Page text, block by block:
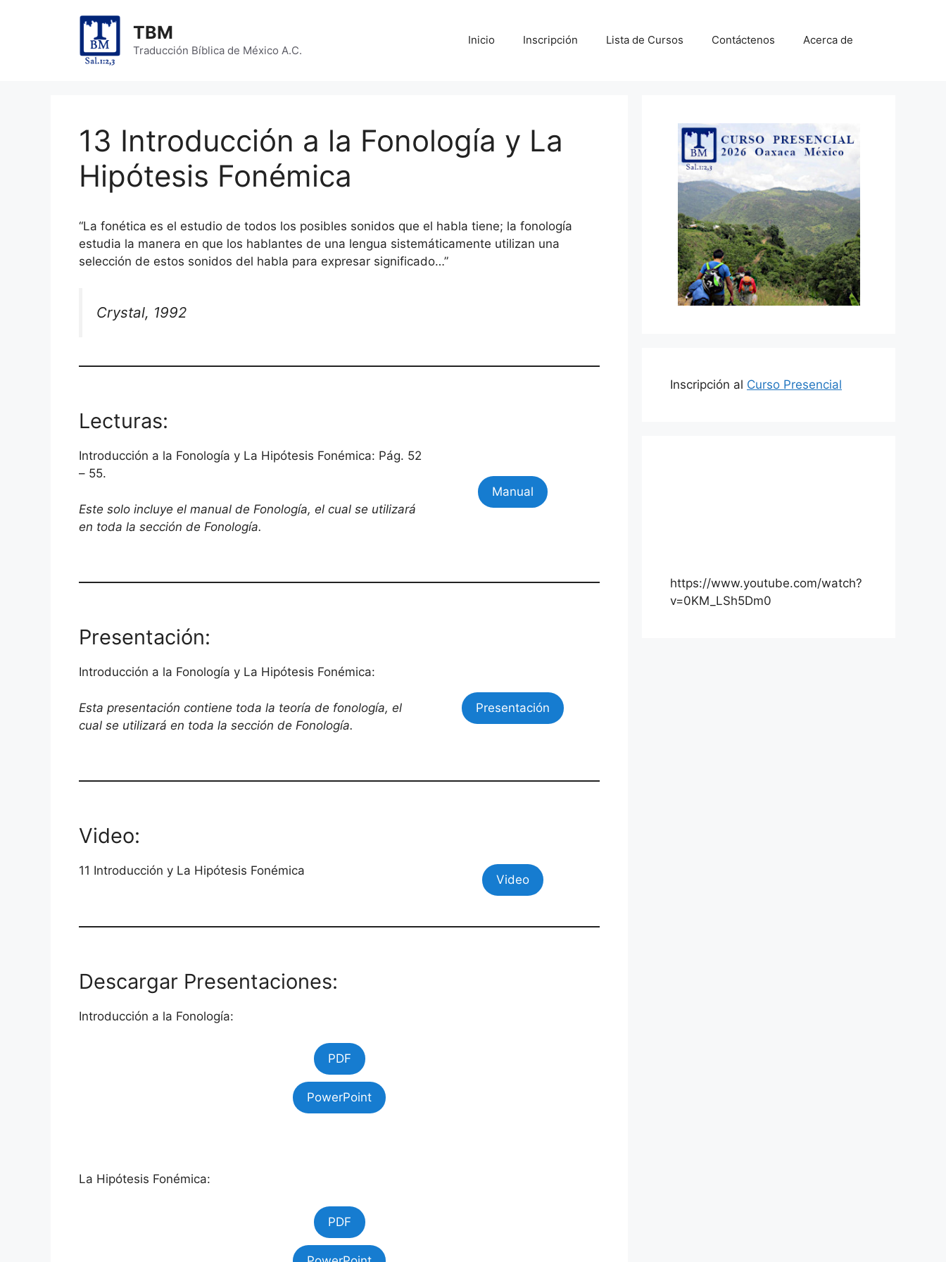
TBM
Traducción Bíblica de México A.C.
Inicio Inscripción Lista de Cursos Contáctenos Acerca de
13 Introducción a la Fonología y La
Hipótesis Fonémica
“La fonética es el estudio de todos los posibles sonidos que el habla tiene; la fonología
estudia la manera en que los hablantes de una lengua sistemáticamente utilizan una
selección de estos sonidos del habla para expresar significado…”
Crystal, 1992
Lecturas:
Introducción a la Fonología y La Hipótesis Fonémica: Pág. 52
– 55.
Este solo incluye el manual de Fonología, el cual se utilizará
en toda la sección de Fonología.
Manual
Presentación:
Introducción a la Fonología y La Hipótesis Fonémica:
Esta presentación contiene toda la teoría de fonología, el
cual se utilizará en toda la sección de Fonología.
Presentación
Video:
11 Introducción y La Hipótesis Fonémica
Video
Descargar Presentaciones:
Introducción a la Fonología:
PDF
PowerPoint
La Hipótesis Fonémica:
PDF
Inscripción al Curso Presencial
https://www.youtube.com/watch?
v=0KM_LSh5Dm0